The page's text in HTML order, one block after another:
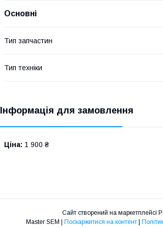
Основні
Тип запчастин
Тип техніки
Інформація для замовлення
Ціна: 1 900 ₴
Сайт створений на маркетплейсі
Master SEM | Поскаржитися на контент |